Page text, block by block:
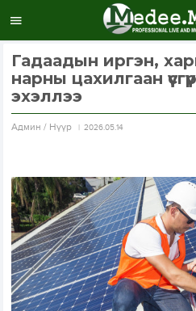
Гадаадын иргэн,
нарны цахилгаан
эхэллээ
Aдмин / Нүүр 2026.05.14